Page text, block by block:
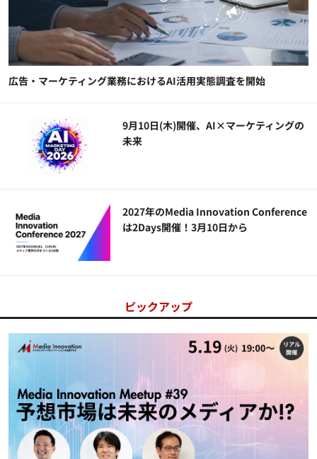
広告・マーケティング業務におけるAI活用実態調査を開始
9月10日(木)開催、AI×マーケティングの
未来
2027年のMedia Innovation Conference
は2Days開催！3月10日から
ピックアップ